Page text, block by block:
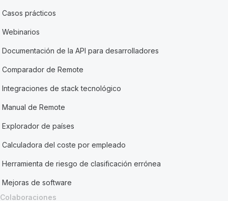
Casos prácticos
Webinarios
Documentación de la API para desarrolladores
Comparador de Remote
Integraciones de stack tecnológico
Manual de Remote
Explorador de países
Calculadora del coste por empleado
Herramienta de riesgo de clasificación errónea
Mejoras de software
Colaboraciones